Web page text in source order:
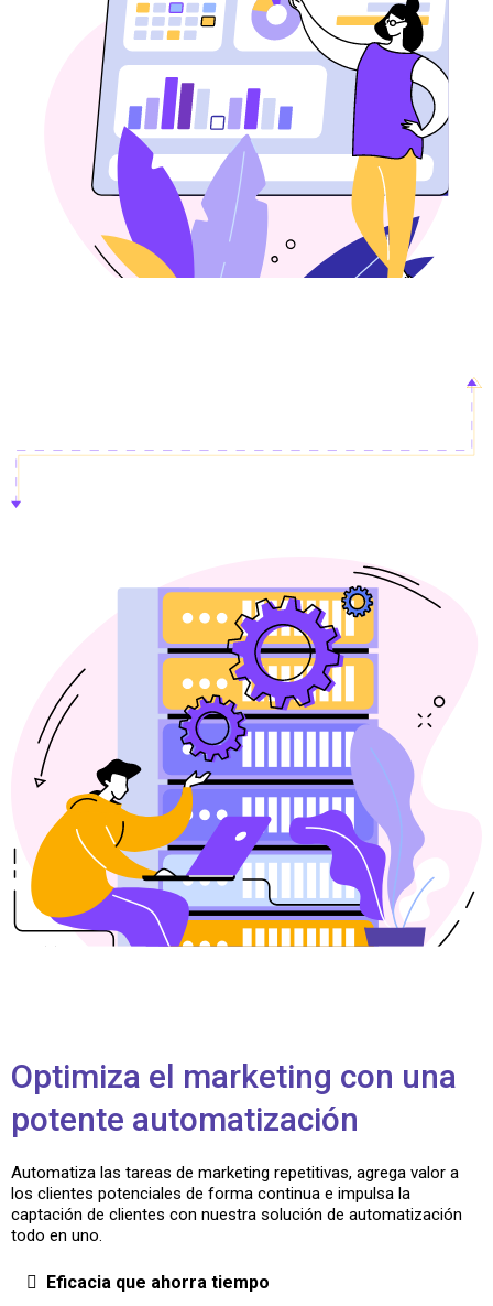
Optimiza el marketing con una
potente automatización
Automatiza las tareas de marketing repetitivas, agrega valor a
los clientes potenciales de forma continua e impulsa la
captación de clientes con nuestra solución de automatización
todo en uno.
Eficacia que ahorra tiempo